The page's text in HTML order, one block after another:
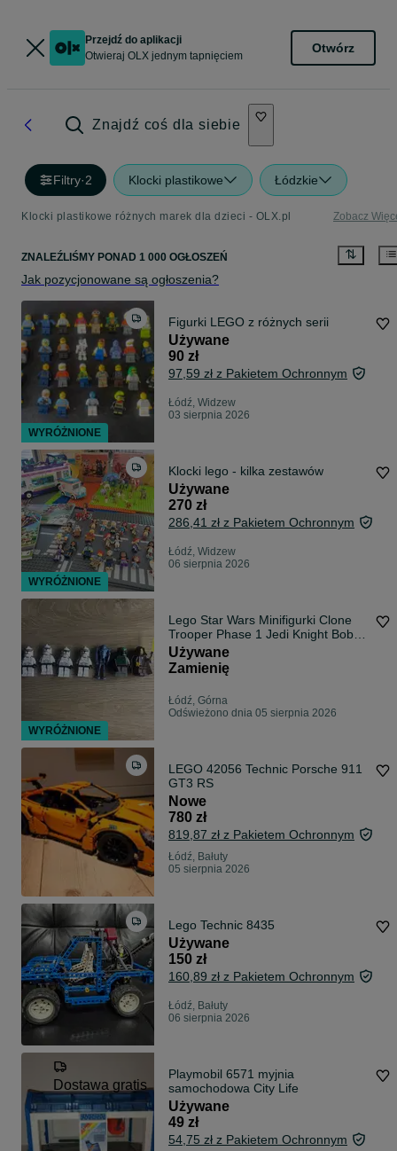
Przejdź do aplikacji
Otwieraj OLX jednym tapnięciem
Otwórz
Znajdź coś dla siebie
Filtry·2 Klocki plastikowe Łódzkie
Klocki plastikowe różnych marek dla dzieci - OLX.pl Zobacz
ZNALEŹLIŚMY PONAD 1 000 OGŁOSZEŃ
Jak pozycjonowane są ogłoszenia?
Figurki LEGO z różnych serii
Używane
90 zł
97,59 zł z Pakietem Ochronnym
Łódź, Widzew
03 sierpnia 2026
Klocki lego - kilka zestawów
Używane
270 zł
286,41 zł z Pakietem Ochronnym
Łódź, Widzew
06 sierpnia 2026
Lego Star Wars Minifigurki Clone
Trooper Phase 1 Jedi Knight Boba
Fett Battle Droid
Używane
Zamienię
Łódź, Górna
Odświeżono dnia 05 sierpnia 2026
LEGO 42056 Technic Porsche 911
GT3 RS
Nowe
780 zł
819,87 zł z Pakietem Ochronnym
Łódź, Bałuty
05 sierpnia 2026
Lego Technic 8435
Używane
150 zł
160,89 zł z Pakietem Ochronnym
Łódź, Bałuty
06 sierpnia 2026
Dostawa gratis
Playmobil 6571 myjnia
samochodowa City Life
Używane
49 zł
54,75 zł z Pakietem Ochronnym
WYRÓŻNIONE
WYRÓŻNIONE
WYRÓŻNIONE